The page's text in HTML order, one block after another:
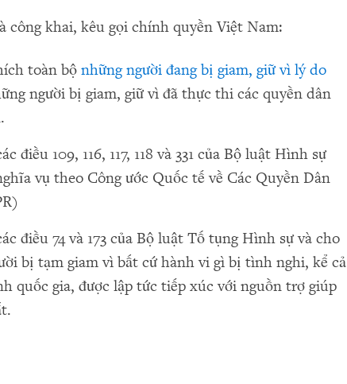
công khai, kêu gọi chính quyền Việt Nam:
toàn bộ những người đang bị giam, giữ vì lý do
người bị giam, giữ vì đã thực thi các quyền dân
điều 109, 116, 117, 118 và 331 của Bộ luật Hình sự
vụ theo Công ước Quốc tế về Các Quyền Dân
điều 74 và 173 của Bộ luật Tố tụng Hình sự và cho
bị tạm giam vì bất cứ hành vi gì bị tình nghi, kể cả
quốc gia, được lập tức tiếp xúc với nguồn trợ giúp